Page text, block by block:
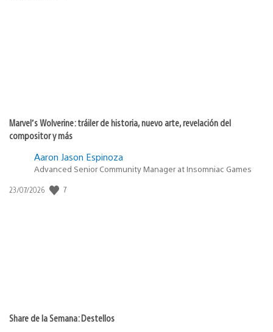
Marvel’s Wolverine: tráiler de historia, nuevo arte, revelación del
compositor y más
Aaron Jason Espinoza
Advanced Senior Community Manager at Insomniac Games
Fecha
23/07/2026 7
Share de la Semana: Destellos